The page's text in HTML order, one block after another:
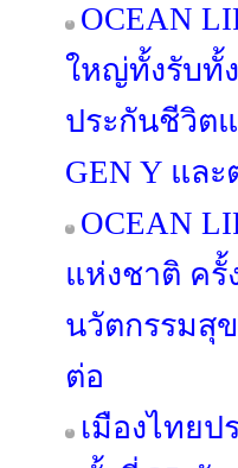
OCEAN
ใหญ่ทั้งรับทั้
ประกันชีวิต
GEN Y และ
OCEAN
แห่งชาติ ครั้
นวัตกรรมสุ
ต่อ
เมืองไทย